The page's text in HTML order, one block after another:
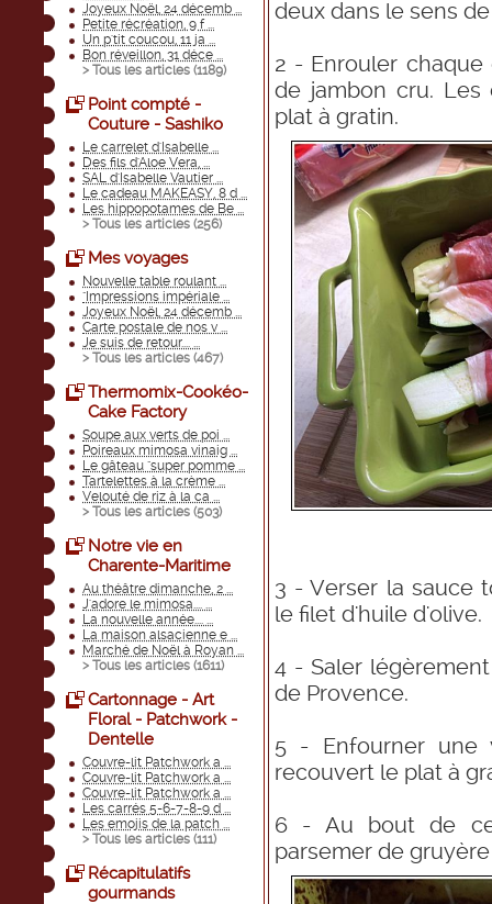
Joyeux Noël, 24 décemb ...
Petite récréation, 9 f ...
Un p'tit coucou, 11 ja ...
Bon réveillon, 31 déce ...
> Tous les articles (1189)
Point compté -
Couture - Sashiko
Le carrelet d'Isabelle ...
Des fils d'Aloe Vera, ...
SAL d'Isabelle Vautier ...
Le cadeau MAKEASY, 8 d ...
Les hippopotames de Be ...
> Tous les articles (256)
Mes voyages
Nouvelle table roulant ...
"Impressions impériale ...
Joyeux Noël, 24 décemb ...
Carte postale de nos v ...
Je suis de retour.... ...
> Tous les articles (467)
Thermomix-Cookéo-
Cake Factory
Soupe aux verts de poi ...
Poireaux mimosa vinaig ...
Le gâteau "super pomme ...
Tartelettes à la crème ...
Velouté de riz à la ca ...
> Tous les articles (503)
Notre vie en
Charente-Maritime
Au théâtre dimanche, 2 ...
J'adore le mimosa.... ...
La nouvelle année.... ...
La maison alsacienne e ...
Marché de Noël à Royan ...
> Tous les articles (1611)
Cartonnage - Art
Floral - Patchwork -
Dentelle
Couvre-lit Patchwork a ...
Couvre-lit Patchwork a ...
Couvre-lit Patchwork a ...
Les carrés 5-6-7-8-9 d ...
Les emojis de la patch ...
> Tous les articles (111)
Récapitulatifs
gourmands
deux dans le sens
2 - Enrouler
de jambon cru.
plat à gratin.
3 - Verser la sauce
le filet d'huile d'olive.
4 - Saler
de Provence.
5 - Enfourner une
recouvert le plat à
6 - Au bout de
parsemer de